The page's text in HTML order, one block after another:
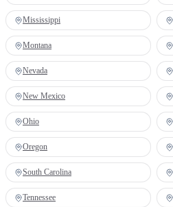
Mississippi
Montana
Nevada
New Mexico
Ohio
Oregon
South Carolina
Tennessee